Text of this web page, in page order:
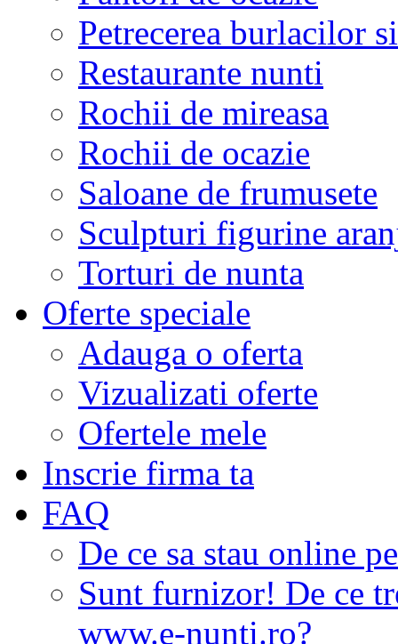
Petrecerea burlacilor
Restaurante nunti
Rochii de mireasa
Rochii de ocazie
Saloane de frumusete
Sculpturi figurine
Torturi de nunta
Oferte speciale
Adauga o oferta
Vizualizati oferte
Ofertele mele
Inscrie firma ta
FAQ
De ce sa stau online
Sunt furnizor! De ce
www.e-nunti.ro?